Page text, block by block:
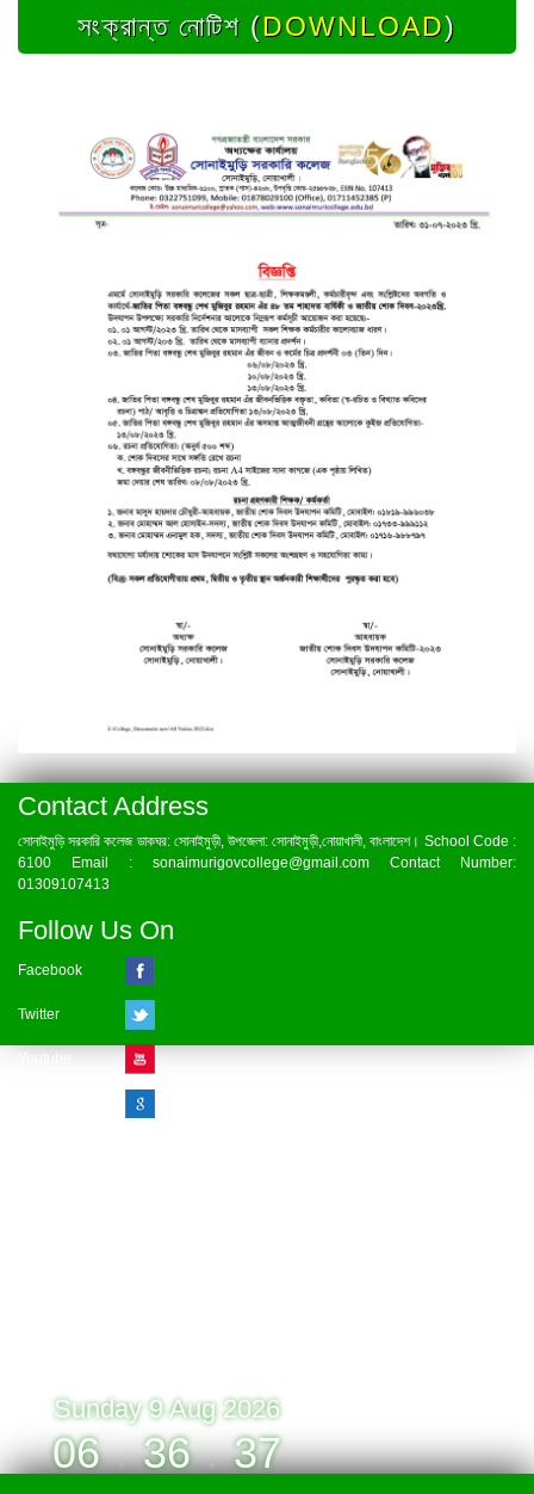
সংক্রান্ত নোটিশ (DOWNLOAD)
Contact Address
সোনাইমুড়ি সরকারি কলেজ ডাকঘর: সোনাইমুড়ী, উপজেলা: সোনাইমুড়ী,নোয়াখালী, বাংলাদেশ। School Code :
6100 Email : sonaimurigovcollege@gmail.com Contact Number:
01309107413
Follow Us On
Facebook
Twitter
Sunday 9 Aug 2026
06 : 36 : 37